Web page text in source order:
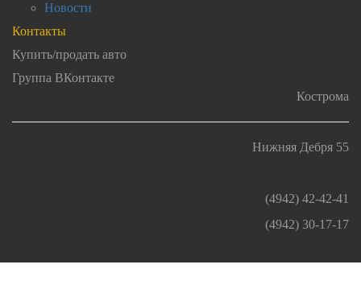
Новости
Контакты
Купить/продать авто
Группа ВКонтакте
Кострома
Нижняя Дебря 55
(4942) 42-42-41
(4942) 30-17-17